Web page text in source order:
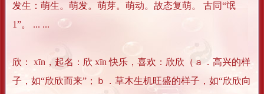
发生：萌生。萌发。萌芽。萌动。故态复萌。 古同“氓
1”。 ... ...
欣： xīn，起名：欣 xīn 快乐，喜欢：欣欣（ａ．高兴的样
子，如“欣欣而来”；ｂ．草木生机旺盛的样子，如“欣欣向